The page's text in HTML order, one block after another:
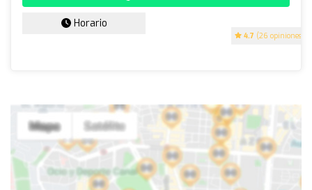
4.7 (26 opiniones)
Horario